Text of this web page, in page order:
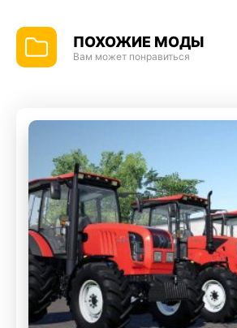
ПОХОЖИЕ МОДЫ
Вам может понравиться